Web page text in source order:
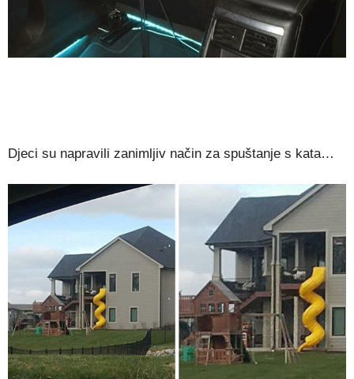
Djeci su napravili zanimljiv način za spuštanje s kata…